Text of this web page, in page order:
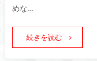
めな…
続きを読む